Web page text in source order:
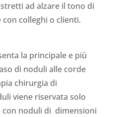
ad alzare il tono di
colleghi o clienti.
la principale e più
di noduli alle corde
chirurgia di
viene riservata solo
noduli di dimensioni